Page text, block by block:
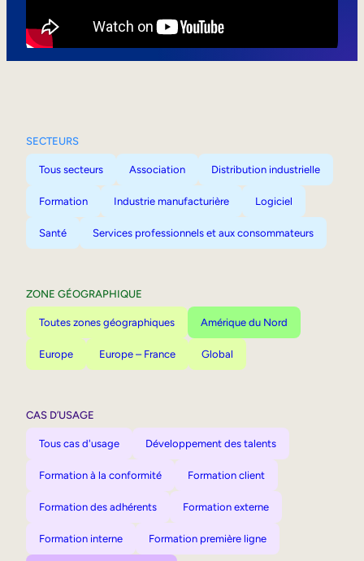
SECTEURS
Tous secteurs Association Distribution industrielle
Formation Industrie manufacturière Logiciel
Santé Services professionnels et aux consommateurs
ZONE GÉOGRAPHIQUE
Toutes zones géographiques Amérique du Nord
Europe Europe – France Global
CAS D’USAGE
Tous cas d'usage Développement des talents
Formation à la conformité Formation client
Formation des adhérents Formation externe
Formation interne Formation première ligne